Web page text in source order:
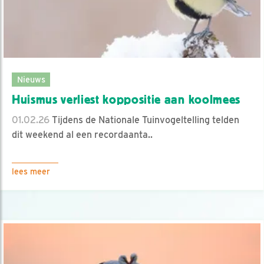
Nieuws
Huismus verliest koppositie aan koolmees
01.02.26 Tijdens de Nationale Tuinvogeltelling telden
dit weekend al een recordaanta..
lees meer